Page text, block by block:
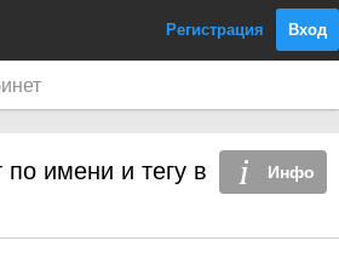
Регистрация Вход
Инфо
по имени и тегу в